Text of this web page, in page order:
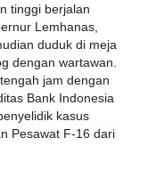
tinggi berjalan
Lemhanas,
duduk di meja
dengan wartawan.
jam dengan
Bank Indonesia
kasus
Pesawat F-16 dari